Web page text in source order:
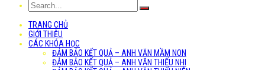
TRANG CHỦ
GIỚI THIỆU
CÁC KHÓA HỌC
ĐẢM BẢO KẾT QUẢ – ANH VĂN MẦM NON
ĐẢM BẢO KẾT QUẢ – ANH VĂN THIẾU NHI